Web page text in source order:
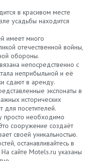
в красивом месте
усадьбы находится
имеет много
отечественной войны,
обороны.
непосредственно с
неприбыльной и её
сдают в аренду.
экспонаты в
исторических
для посетителей.
просто необходимо
сооружение создаёт
своей уникальностью.
останавливайтесь в
сайте Motels.ru указаны